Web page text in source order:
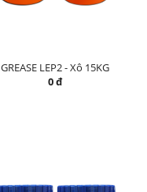
GREASE LEP2 - Xô 15KG
0 đ